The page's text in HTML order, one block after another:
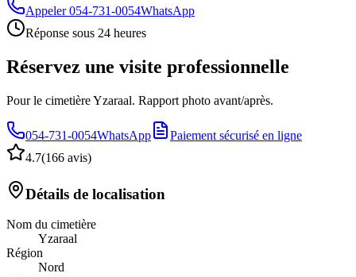
Appeler 054-731-0054WhatsApp
Réponse sous 24 heures
Réservez une visite professionnelle
Pour le cimetière Yzaraal. Rapport photo avant/après.
054-731-0054WhatsApp
Paiement sécurisé en ligne
4.7(166 avis)
Détails de localisation
Nom du cimetière
Yzaraal
Région
Nord